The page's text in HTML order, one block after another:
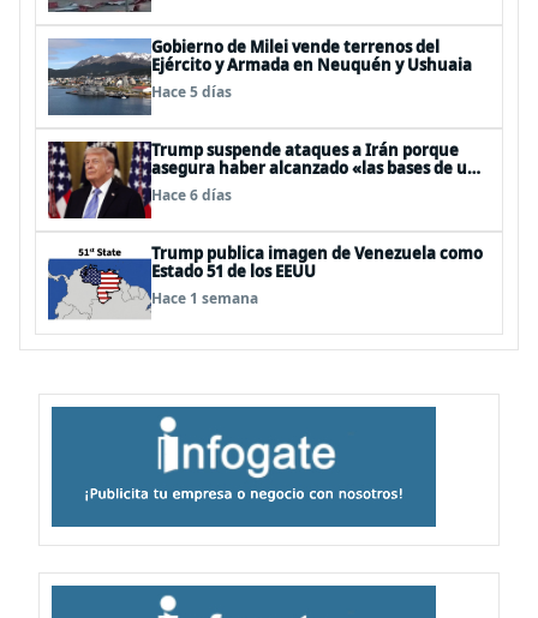
Gobierno de Milei vende terrenos del
Ejército y Armada en Neuquén y Ushuaia
Hace 5 días
Trump suspende ataques a Irán porque
asegura haber alcanzado «las bases de un
acuerdo»
Hace 6 días
Trump publica imagen de Venezuela como
Estado 51 de los EEUU
Hace 1 semana